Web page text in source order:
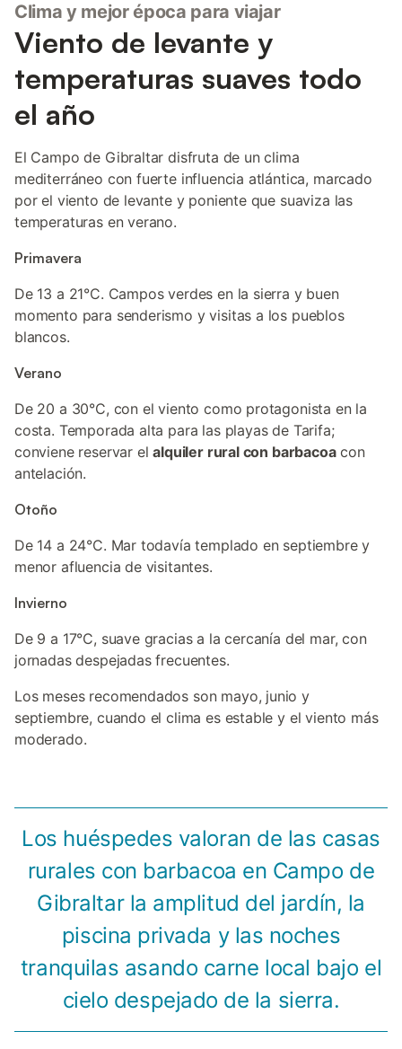
Clima y mejor época para viajar
Viento de levante y
temperaturas suaves todo
el año
El Campo de Gibraltar disfruta de un clima
mediterráneo con fuerte influencia atlántica, marcado
por el viento de levante y poniente que suaviza las
temperaturas en verano.
Primavera
De 13 a 21°C. Campos verdes en la sierra y buen
momento para senderismo y visitas a los pueblos
blancos.
Verano
De 20 a 30°C, con el viento como protagonista en la
costa. Temporada alta para las playas de Tarifa;
conviene reservar elalquiler rural con barbacoacon
antelación.
Otoño
De 14 a 24°C. Mar todavía templado en septiembre y
menor afluencia de visitantes.
Invierno
De 9 a 17°C, suave gracias a la cercanía del mar, con
jornadas despejadas frecuentes.
Los meses recomendados son mayo, junio y
septiembre, cuando el clima es estable y el viento más
moderado.
Los huéspedes valoran de las casas
rurales con barbacoa en Campo de
Gibraltar la amplitud del jardín, la
piscina privada y las noches
tranquilas asando carne local bajo el
cielo despejado de la sierra.